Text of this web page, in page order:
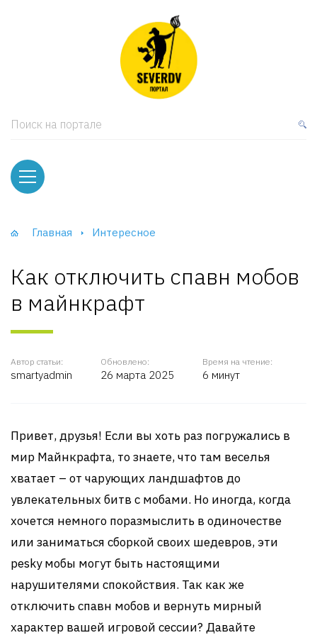
Поиск на портале
Главная Интересное
Как отключить спавн мобов
в майнкрафт
Автор статьи:
smartyadmin
Обновлено:
26 марта 2025
Время на чтение:
6 минут
Привет, друзья! Если вы хоть раз погружались в
мир Майнкрафта, то знаете, что там веселья
хватает – от чарующих ландшафтов до
увлекательных битв с мобами. Но иногда, когда
хочется немного поразмыслить в одиночестве
или заниматься сборкой своих шедевров, эти
pesky мобы могут быть настоящими
нарушителями спокойствия. Так как же
отключить спавн мобов и вернуть мирный
характер вашей игровой сессии? Давайте
и тумбы